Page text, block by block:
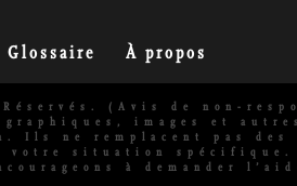
Glossaire À propos
(Avis de non-
images et
ne remplacent pas des
votre situation
à demander